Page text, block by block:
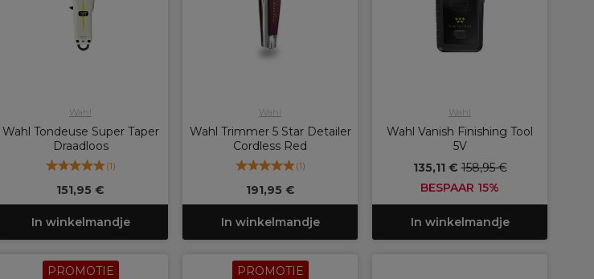
Wahl
Wahl Tondeuse Super Taper
Draadloos
(1)
151,95 €
In winkelmandje
Wahl
Wahl Trimmer 5 Star Detailer
Cordless Red
(1)
191,95 €
In winkelmandje
Wahl
Wahl Vanish Finishing Tool
5V
135,11 €158,95 €
BESPAAR 15%
In winkelmandje
PROMOTIE PROMOTIE